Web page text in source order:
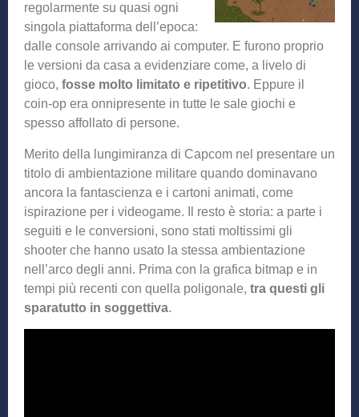
regolarmente su quasi ogni
singola piattaforma dell’epoca:
dalle console arrivando ai computer. E furono proprio
le versioni da casa a evidenziare come, a livelo di
gioco, fosse molto limitato e ripetitivo. Eppure il
coin-op era onnipresente in tutte le sale giochi e
spesso affollato di persone.
Merito della lungimiranza di Capcom nel presentare un
titolo di ambientazione militare quando dominavano
ancora la fantascienza e i cartoni animati, come
ispirazione per i videogame. Il resto è storia: a parte i
seguiti e le conversioni, sono stati moltissimi gli
shooter che hanno usato la stessa ambientazione
nell’arco degli anni. Prima con la grafica bitmap e in
tempi più recenti con quella poligonale, tra questi gli
sparatutto in soggettiva.